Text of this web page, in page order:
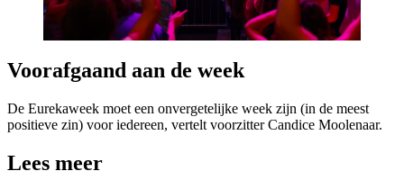
Voorafgaand aan de week
De Eurekaweek moet een onvergetelijke week zijn (in de meest
positieve zin) voor iedereen, vertelt voorzitter Candice Moolenaar.
Lees meer